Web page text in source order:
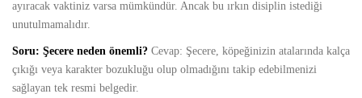
ayıracak vaktiniz varsa mümkündür. Ancak bu ırkın disiplin istediği
unutulmamalıdır.
Soru: Şecere neden önemli? Cevap: Şecere, köpeğinizin atalarında kalça
çıkığı veya karakter bozukluğu olup olmadığını takip edebilmenizi
sağlayan tek resmi belgedir.